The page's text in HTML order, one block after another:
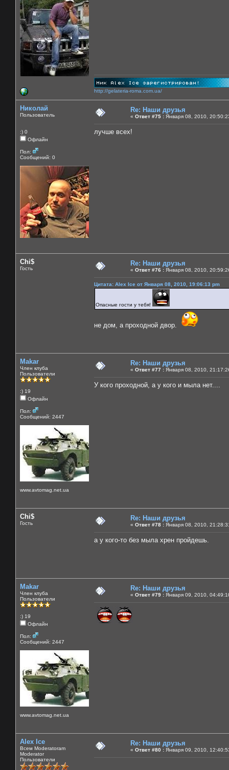
http://gelateria-roma.com.ua/
Николай
Пользователь
:) 0
Офлайн
Пол:
Сообщений: 0
Re: Наши друзья
« Ответ #75 : Января 08, 2010,
лучше всех!
Chi$
Гость
Re: Наши друзья
« Ответ #76 : Января 08, 2010,
Цитата: Alex Ice от Января 08, 2010, 19:06:13 pm
Опасные гости у тебя!
не дом, а проходной двор.
Makar
Член клуба
Пользователи
:) 19
Офлайн
Пол:
Сообщений: 2447
www.avtomag.net.ua
Re: Наши друзья
« Ответ #77 : Января 08, 2010,
У кого проходной, а у кого и мыла нет....
Chi$
Гость
Re: Наши друзья
« Ответ #78 : Января 08, 2010,
а у кого-то без мыла хрен пройдешь.
Makar
Член клуба
Пользователи
:) 19
Офлайн
Пол:
Сообщений: 2447
www.avtomag.net.ua
Re: Наши друзья
« Ответ #79 : Января 09, 2010,
Alex Ice
Всем Moderatoram
Moderator
Пользователи
Re: Наши друзья
« Ответ #80 : Января 09, 2010,